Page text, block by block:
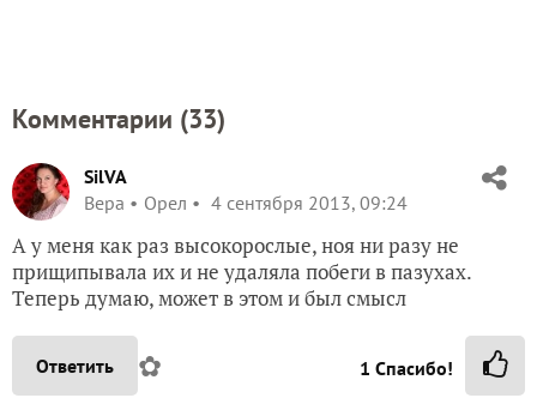
Комментарии (33)
SilVA
Вера
Орел 4 сентября 2013, 09:24
А у меня как раз высокорослые, ноя ни разу не
прищипывала их и не удаляла побеги в пазухах.
Теперь думаю, может в этом и был смысл
Ответить ✿ 1 Спасибо!